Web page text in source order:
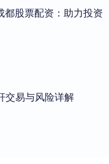
都股票配资：助力投资
交易与风险详解